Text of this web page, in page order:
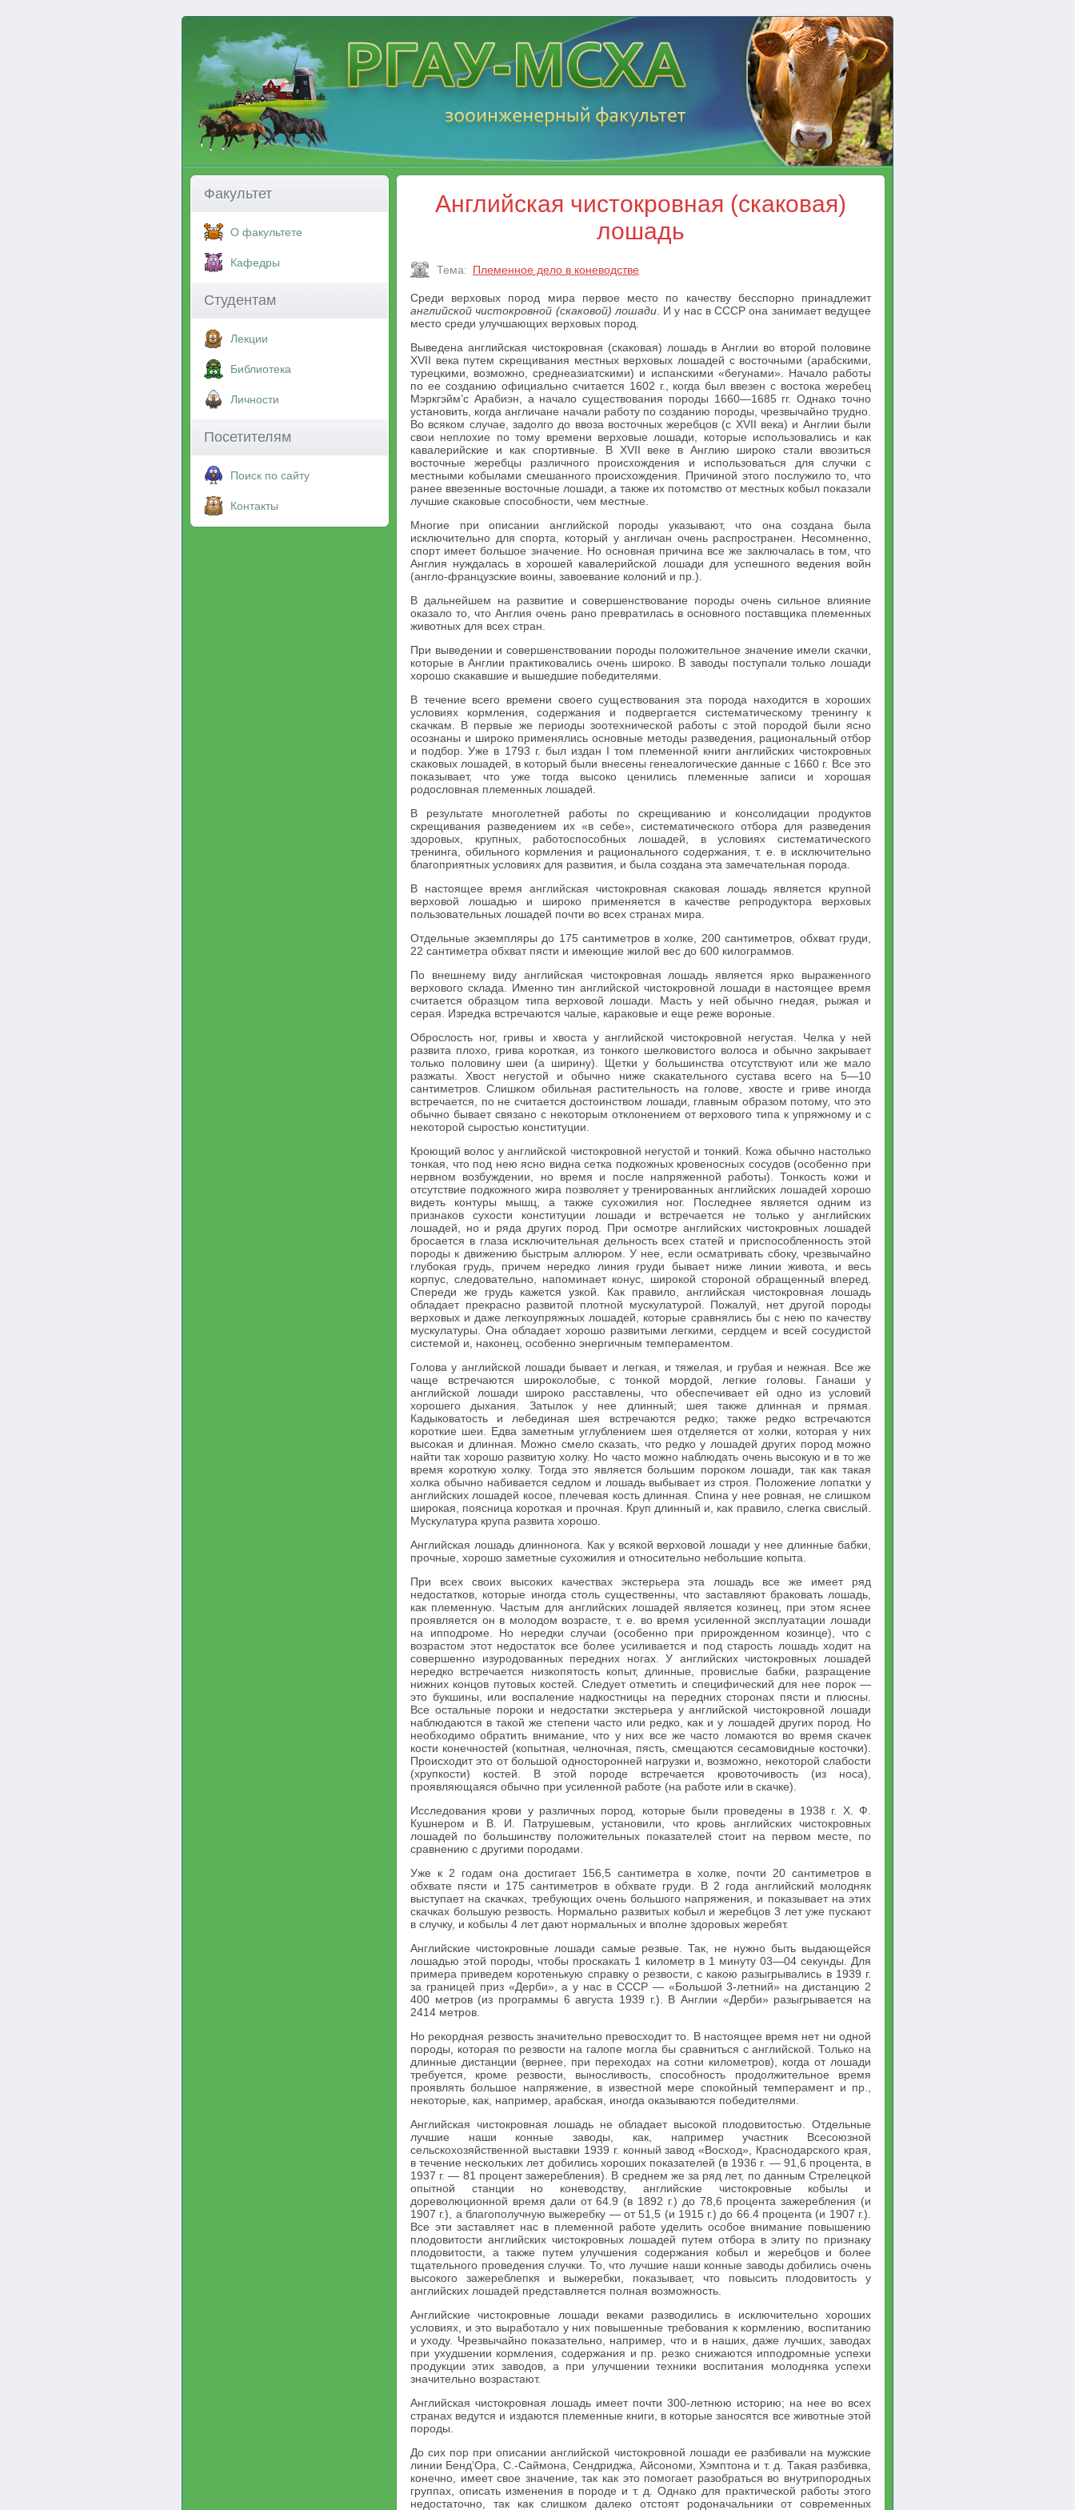
Факультет
О факультете
Кафедры
Студентам
Лекции
Библиотека
Личности
Посетителям
Поиск по сайту
Контакты
Английская чистокровная (скаковая)
лошадь
Тема: Племенное дело в коневодстве
Среди верховых пород мира первое место по качеству бесспорно принадлежит
английской чистокровной (скаковой) лошади. И у нас в СССР она занимает ведущее
место среди улучшающих верховых пород.
Выведена английская чистокровная (скаковая) лошадь в Англии во второй половине
XVII века путем скрещивания местных верховых лошадей с восточными (арабскими,
турецкими, возможно, среднеазиатскими) и испанскими «бегунами». Начало работы
по ее созданию официально считается 1602 г., когда был ввезен с востока жеребец
Мэркгэйм’с Арабиэн, а начало существования породы 1660—1685 гг. Однако точно
установить, когда англичане начали работу по созданию породы, чрезвычайно трудно.
Во всяком случае, задолго до ввоза восточных жеребцов (с XVII века) и Англии были
свои неплохие по тому времени верховые лошади, которые использовались и как
кавалерийские и как спортивные. В XVII веке в Англию широко стали ввозиться
восточные жеребцы различного происхождения и использоваться для случки с
местными кобылами смешанного происхождения. Причиной этого послужило то, что
ранее ввезенные восточные лошади, а также их потомство от местных кобыл показали
лучшие скаковые способности, чем местные.
Многие при описании английской породы указывают, что она создана была
исключительно для спорта, который у англичан очень распространен. Несомненно,
спорт имеет большое значение. Но основная причина все же заключалась в том, что
Англия нуждалась в хорошей кавалерийской лошади для успешного ведения войн
(англо-французские воины, завоевание колоний и пр.).
В дальнейшем на развитие и совершенствование породы очень сильное влияние
оказало то, что Англия очень рано превратилась в основного поставщика племенных
животных для всех стран.
При выведении и совершенствовании породы положительное значение имели скачки,
которые в Англии практиковались очень широко. В заводы поступали только лошади
хорошо скакавшие и вышедшие победителями.
В течение всего времени своего существования эта порода находится в хороших
условиях кормления, содержания и подвергается систематическому тренингу к
скачкам. В первые же периоды зоотехнической работы с этой породой были ясно
осознаны и широко применялись основные методы разведения, рациональный отбор
и подбор. Уже в 1793 г. был издан I том племенной книги английских чистокровных
скаковых лошадей, в который были внесены генеалогические данные с 1660 г. Все это
показывает, что уже тогда высоко ценились племенные записи и хорошая
родословная племенных лошадей.
В результате многолетней работы по скрещиванию и консолидации продуктов
скрещивания разведением их «в себе», систематического отбора для разведения
здоровых, крупных, работоспособных лошадей, в условиях систематического
тренинга, обильного кормления и рационального содержания, т. е. в исключительно
благоприятных условиях для развития, и была создана эта замечательная порода.
В настоящее время английская чистокровная скаковая лошадь является крупной
верховой лошадью и широко применяется в качестве репродуктора верховых
пользовательных лошадей почти во всех странах мира.
Отдельные экземпляры до 175 сантиметров в холке, 200 сантиметров, обхват груди,
22 сантиметра обхват пясти и имеющие жилой вес до 600 килограммов.
По внешнему виду английская чистокровная лошадь является ярко выраженного
верхового склада. Именно тин английской чистокровной лошади в настоящее время
считается образцом типа верховой лошади. Масть у ней обычно гнедая, рыжая и
серая. Изредка встречаются чалые, караковые и еще реже вороные.
Оброслость ног, гривы и хвоста у английской чистокровной негустая. Челка у ней
развита плохо, грива короткая, из тонкого шелковистого волоса и обычно закрывает
только половину шеи (а ширину). Щетки у большинства отсутствуют или же мало
разжаты. Хвост негустой и обычно ниже скакательного сустава всего на 5—10
сантиметров. Слишком обильная растительность на голове, хвосте и гриве иногда
встречается, по не считается достоинством лошади, главным образом потому, что это
обычно бывает связано с некоторым отклонением от верхового типа к упряжному и с
некоторой сыростью конституции.
Кроющий волос у английской чистокровной негустой и тонкий. Кожа обычно настолько
тонкая, что под нею ясно видна сетка подкожных кровеносных сосудов (особенно при
нервном возбуждении, но время и после напряженной работы). Тонкость кожи и
отсутствие подкожного жира позволяет у тренированных английских лошадей хорошо
видеть контуры мышц, а также сухожилия ног. Последнее является одним из
признаков сухости конституции лошади и встречается не только у английских
лошадей, но и ряда других пород. При осмотре английских чистокровных лошадей
бросается в глаза исключительная дельность всех статей и приспособленность этой
породы к движению быстрым аллюром. У нее, если осматривать сбоку, чрезвычайно
глубокая грудь, причем нередко линия груди бывает ниже линии живота, и весь
корпус, следовательно, напоминает конус, широкой стороной обращенный вперед.
Спереди же грудь кажется узкой. Как правило, английская чистокровная лошадь
обладает прекрасно развитой плотной мускулатурой. Пожалуй, нет другой породы
верховых и даже легкоупряжных лошадей, которые сравнялись бы с нею по качеству
мускулатуры. Она обладает хорошо развитыми легкими, сердцем и всей сосудистой
системой и, наконец, особенно энергичным темпераментом.
Голова у английской лошади бывает и легкая, и тяжелая, и грубая и нежная. Все же
чаще встречаются широколобые, с тонкой мордой, легкие головы. Ганаши у
английской лошади широко расставлены, что обеспечивает ей одно из условий
хорошего дыхания. Затылок у нее длинный; шея также длинная и прямая.
Кадыковатость и лебединая шея встречаются редко; также редко встречаются
короткие шеи. Едва заметным углублением шея отделяется от холки, которая у них
высокая и длинная. Можно смело сказать, что редко у лошадей других пород можно
найти так хорошо развитую холку. Но часто можно наблюдать очень высокую и в то же
время короткую холку. Тогда это является большим пороком лошади, так как такая
холка обычно набивается седлом и лошадь выбывает из строя. Положение лопатки у
английских лошадей косое, плечевая кость длинная. Спина у нее ровная, не слишком
широкая, поясница короткая и прочная. Круп длинный и, как правило, слегка свислый.
Мускулатура крупа развита хорошо.
Английская лошадь длиннонога. Как у всякой верховой лошади у нее длинные бабки,
прочные, хорошо заметные сухожилия и относительно небольшие копыта.
При всех своих высоких качествах экстерьера эта лошадь все же имеет ряд
недостатков, которые иногда столь существенны, что заставляют браковать лошадь,
как племенную. Частым для английских лошадей является козинец, при этом яснее
проявляется он в молодом возрасте, т. е. во время усиленной эксплуатации лошади
на ипподроме. Но нередки случаи (особенно при прирожденном козинце), что с
возрастом этот недостаток все более усиливается и под старость лошадь ходит на
совершенно изуродованных передних ногах. У английских чистокровных лошадей
нередко встречается низкопятость копыт, длинные, провислые бабки, разращение
нижних концов путовых костей. Следует отметить и специфический для нее порок —
это букшины, или воспаление надкостницы на передних сторонах пясти и плюсны.
Все остальные пороки и недостатки экстерьера у английской чистокровной лошади
наблюдаются в такой же степени часто или редко, как и у лошадей других пород. Но
необходимо обратить внимание, что у них все же часто ломаются во время скачек
кости конечностей (копытная, челночная, пясть, смещаются сесамовидные косточки).
Происходит это от большой односторонней нагрузки и, возможно, некоторой слабости
(хрупкости) костей. В этой породе встречается кровоточивость (из носа),
проявляющаяся обычно при усиленной работе (на работе или в скачке).
Исследования крови у различных пород, которые были проведены в 1938 г. X. Ф.
Кушнером и В. И. Патрушевым, установили, что кровь английских чистокровных
лошадей по большинству положительных показателей стоит на первом месте, по
сравнению с другими породами.
Уже к 2 годам она достигает 156,5 сантиметра в холке, почти 20 сантиметров в
обхвате пясти и 175 сантиметров в обхвате груди. В 2 года английский молодняк
выступает на скачках, требующих очень большого напряжения, и показывает на этих
скачках большую резвость. Нормально развитых кобыл и жеребцов 3 лет уже пускают
в случку, и кобылы 4 лет дают нормальных и вполне здоровых жеребят.
Английские чистокровные лошади самые резвые. Так, не нужно быть выдающейся
лошадью этой породы, чтобы проскакать 1 километр в 1 минуту 03—04 секунды. Для
примера приведем коротенькую справку о резвости, с какою разыгрывались в 1939 г.
за границей приз «Дерби», а у нас в СССР — «Большой 3-летний» на дистанцию 2
400 метров (из программы 6 августа 1939 г.). В Англии «Дерби» разыгрывается на
2414 метров.
Но рекордная резвость значительно превосходит то. В настоящее время нет ни одной
породы, которая по резвости на галопе могла бы сравниться с английской. Только на
длинные дистанции (вернее, при переходах на сотни километров), когда от лошади
требуется, кроме резвости, выносливость, способность продолжительное время
проявлять большое напряжение, в известной мере спокойный темперамент и пр.,
некоторые, как, например, арабская, иногда оказываются победителями.
Английская чистокровная лошадь не обладает высокой плодовитостью. Отдельные
лучшие наши конные заводы, как, например участник Всесоюзной
сельскохозяйственной выставки 1939 г. конный завод «Восход», Краснодарского края,
в течение нескольких лет добились хороших показателей (в 1936 г. — 91,6 процента, в
1937 г. — 81 процент зажеребления). В среднем же за ряд лет, по данным Стрелецкой
опытной станции но коневодству, английские чистокровные кобылы и
дореволюционной время дали от 64.9 (в 1892 г.) до 78,6 процента зажеребления (и
1907 г.), а благополучную выжеребку — от 51,5 (и 1915 г.) до 66.4 процента (и 1907 г.).
Все эти заставляет нас в племенной работе уделить особое внимание повышению
плодовитости английских чистокровных лошадей путем отбора в элиту по признаку
плодовитости, а также путем улучшения содержания кобыл и жеребцов и более
тщательного проведения случки. То, что лучшие наши конные заводы добились очень
высокого зажереблепкя и выжеребки, показывает, что повысить плодовитость у
английских лошадей представляется полная возможность.
Английские чистокровные лошади веками разводились в исключительно хороших
условиях, и это выработало у них повышенные требования к кормлению, воспитанию
и уходу. Чрезвычайно показательно, например, что и в наших, даже лучших, заводах
при ухудшении кормления, содержания и пр. резко снижаются ипподромные успехи
продукции этих заводов, а при улучшении техники воспитания молодняка успехи
значительно возрастают.
Английская чистокровная лошадь имеет почти 300-летнюю историю; на нее во всех
странах ведутся и издаются племенные книги, в которые заносятся все животные этой
породы.
До сих пор при описании английской чистокровной лошади ее разбивали на мужские
линии Бенд’Ора, С.-Саймона, Сендриджа, Айсономи, Хэмптона и т. д. Такая разбивка,
конечно, имеет свое значение, так как это помогает разобраться во внутрипородных
группах, описать изменения в породе и т. д. Однако для практической работы этого
недостаточно, так как слишком далеко отстоят родоначальники от современных